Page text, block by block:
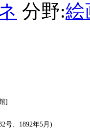
分野:絵
]
号、1892年5月)